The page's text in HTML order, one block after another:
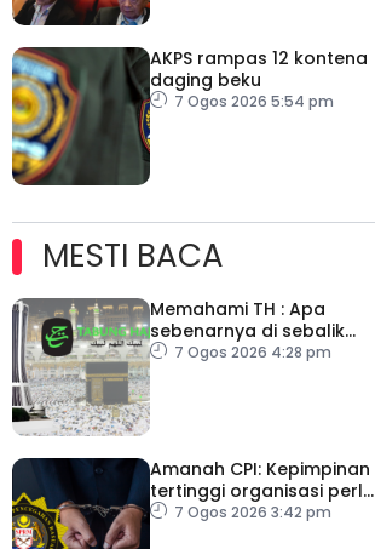
AKPS rampas 12 kontena
daging beku
7 Ogos 2026 5:54 pm
MESTI BACA
Memahami TH : Apa
sebenarnya di sebalik
angka
7 Ogos 2026 4:28 pm
Amanah CPI: Kepimpinan
tertinggi organisasi perlu
pacu reformasi radikal
7 Ogos 2026 3:42 pm